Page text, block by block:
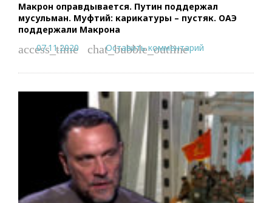
Макрон оправдывается. Путин поддержал
мусульман. Муфтий: карикатуры – пустяк. ОАЭ
поддержали Макрона
access_time
07.11.2020 chat_bubble_outline
Оставить комментарий